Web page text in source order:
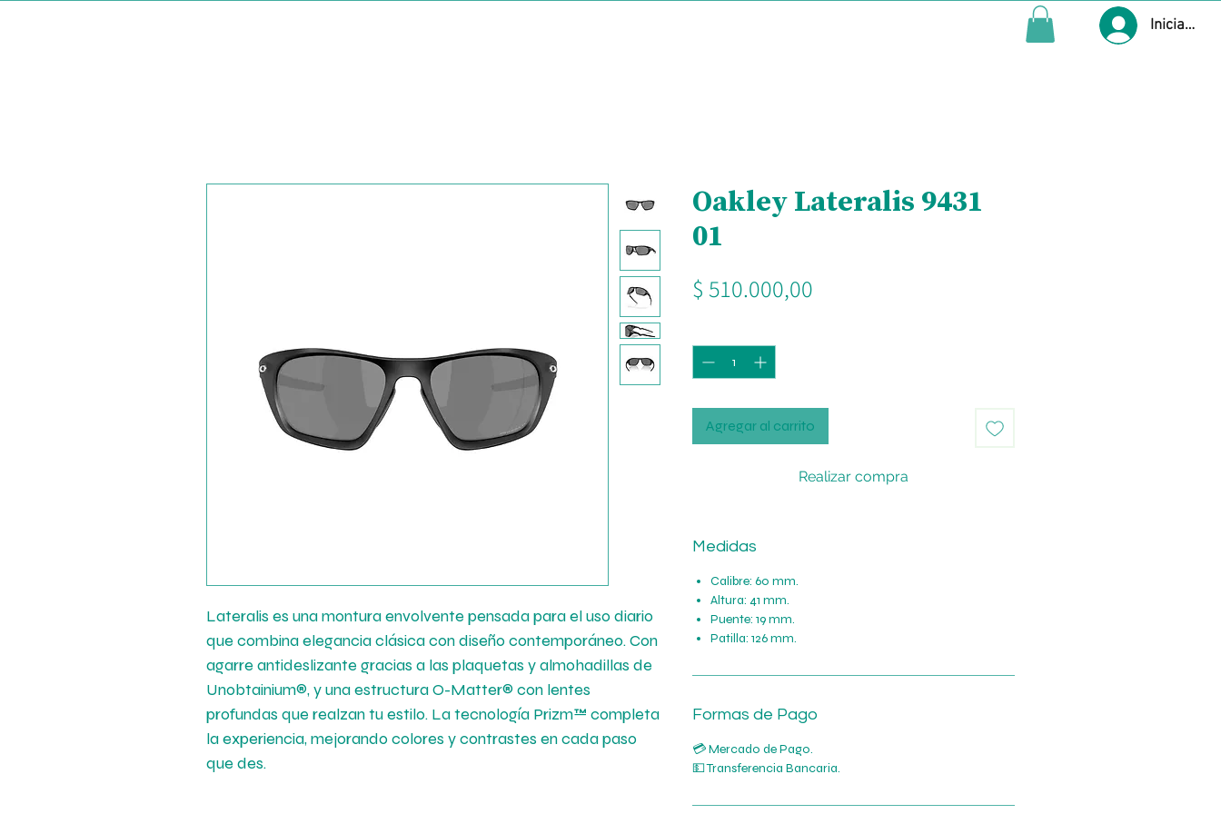
Iniciar
Lateralis es una montura envolvente pensada para el uso diario
que combina elegancia clásica con diseño contemporáneo. Con
agarre antideslizante gracias a las plaquetas y almohadillas de
Unobtainium®, y una estructura O-Matter® con lentes
profundas que realzan tu estilo. La tecnología Prizm™ completa
la experiencia, mejorando colores y contrastes en cada paso
que des.
Oakley Lateralis 9431
01
$ 510.000,00
Agregar al carrito
Realizar compra
Medidas
Calibre: 60 mm.
Altura: 41 mm.
Puente: 19 mm.
Patilla: 126 mm.
Formas de Pago
💳 Mercado de Pago.
💵 Transferencia Bancaria.